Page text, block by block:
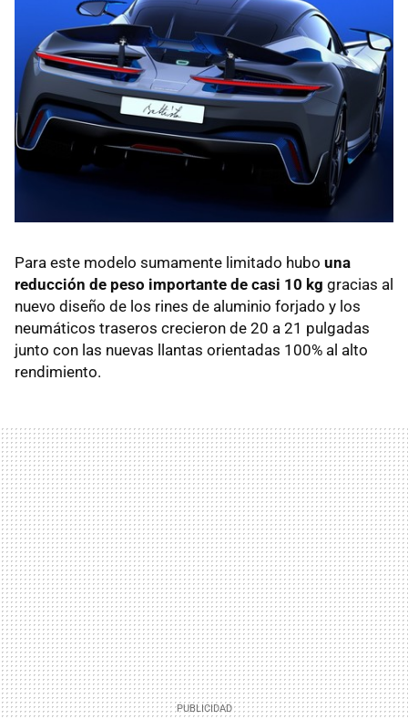
Para este modelo sumamente limitado hubo una
reducción de peso importante de casi 10 kg gracias al
nuevo diseño de los rines de aluminio forjado y los
neumáticos traseros crecieron de 20 a 21 pulgadas
junto con las nuevas llantas orientadas 100% al alto
rendimiento.